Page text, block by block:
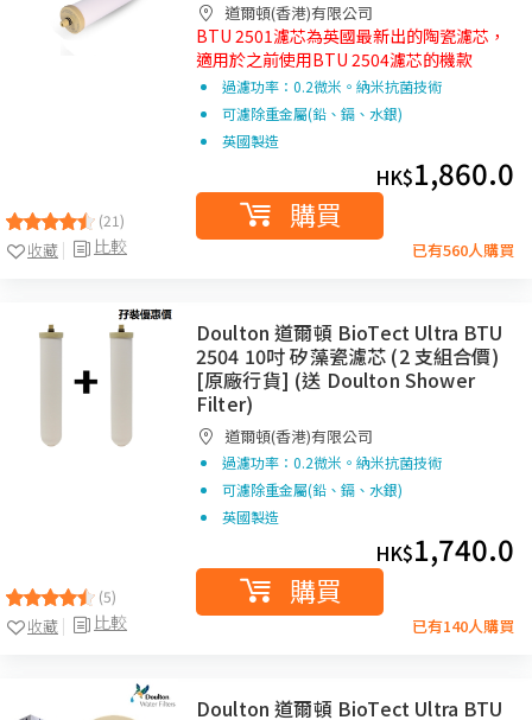
(21)
比較
收藏
道爾頓(香港)有限公司
BTU 2501濾芯為英國最新出的陶瓷濾芯，
適用於之前使用BTU 2504濾芯的機款
過濾功率：0.2微米。納米抗菌技術
可濾除重金屬(鉛、鎘、水銀)
英國製造
HK$1,860.0
購買
已有560人購買
(5)
比較
收藏
Doulton 道爾頓 BioTect Ultra BTU
2504 10吋 矽藻瓷濾芯 (2 支組合價)
[原廠行貨] (送 Doulton Shower
Filter)
道爾頓(香港)有限公司
過濾功率：0.2微米。納米抗菌技術
可濾除重金屬(鉛、鎘、水銀)
英國製造
HK$1,740.0
購買
已有140人購買
Doulton 道爾頓 BioTect Ultra BTU